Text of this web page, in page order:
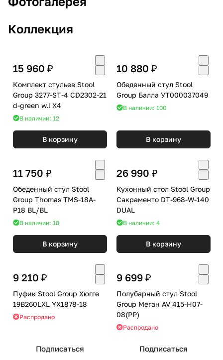
Коллекция
15 960 ₽
Комплект стульев Stool
Group 3277-ST-4 CD2302-21
d-green w.l X4
В наличии: 12
В корзину
10 880 ₽
Обеденный стул Stool
Group Балла УТ000037049
В наличии: 100
В корзину
11 750 ₽
Обеденный стул Stool
Group Thomas TMS-18A-
P18 BL/BL
В наличии: 18
В корзину
26 990 ₽
Кухонный стол Stool Group
Сакраменто DT-968-W-140
DUAL
В наличии: 4
В корзину
9 210 ₽
Пуфик Stool Group Хюгге
19B260LXL YX1878-18
Распродано
Подписаться
9 699 ₽
Полубарный стул Stool
Group Меган AV 415-H07-
08(PP)
Распродано
Подписаться